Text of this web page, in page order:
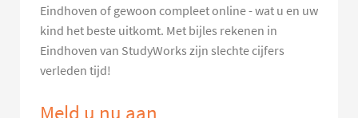
Eindhoven of gewoon compleet online - wat u en uw
kind het beste uitkomt. Met bijles rekenen in
Eindhoven van StudyWorks zijn slechte cijfers
verleden tijd!
Meld u nu aan